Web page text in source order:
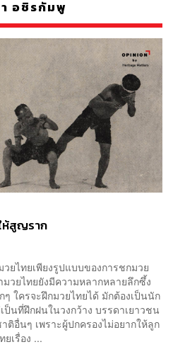
อชิรกัมพู
ห้สูญราก
ไทยเพียงรูปแบบของการชกมวย
วยไทยยังมีความหลากหลายลึกซึ้ง
ใครจะฝึกมวยไทยได้ มักต้องเป็นนัก
นที่ฝึกฝนในวงกว้าง บรรดาเยาวชน
ติอื่นๆ เพราะผู้ปกครองไม่อยากให้ลูก
เรื่อง ...